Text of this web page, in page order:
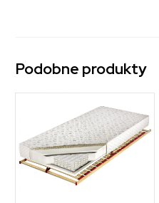
Podobne produkty